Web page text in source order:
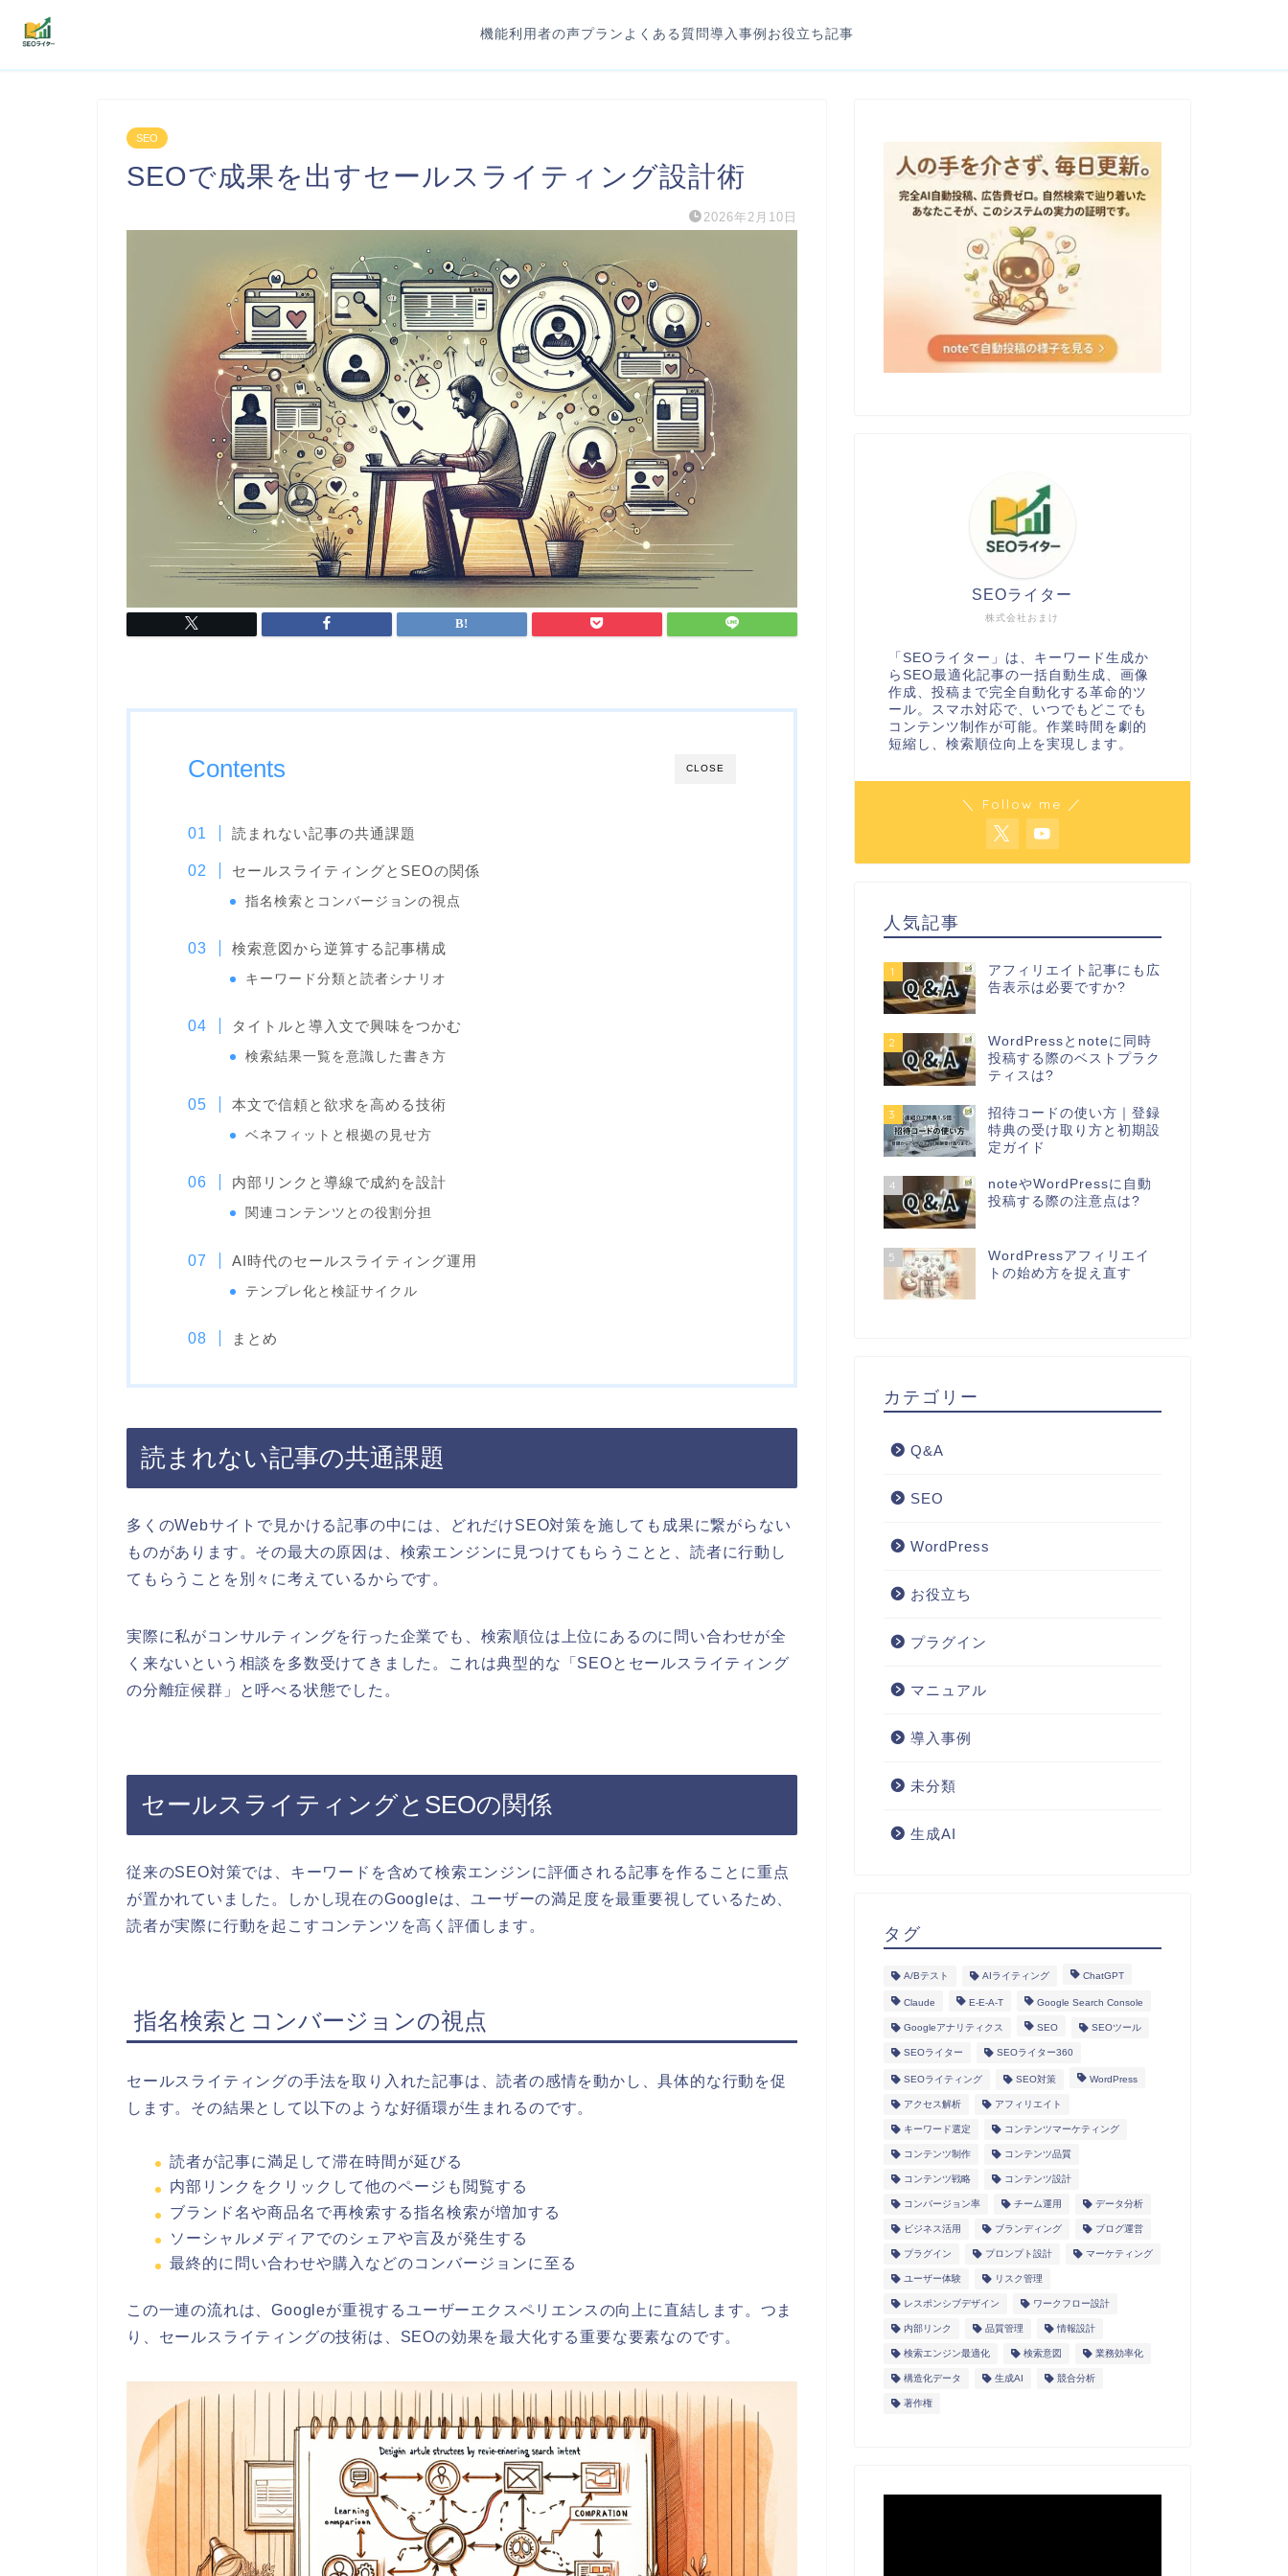
機能利用者の声プラン よくある質問導入事例 お役立ち記事
SEO
SEOで成果を出すセールスライティング設計術
2026年2月10日
CLOSE
Contents
読まれない記事の共通課題
セールスライティングとSEOの関係
指名検索とコンバージョンの視点
検索意図から逆算する記事構成
キーワード分類と読者シナリオ
タイトルと導入文で興味をつかむ
検索結果一覧を意識した書き方
本文で信頼と欲求を高める技術
ベネフィットと根拠の見せ方
内部リンクと導線で成約を設計
関連コンテンツとの役割分担
AI時代のセールスライティング運用
テンプレ化と検証サイクル
まとめ
読まれない記事の共通課題
多くのWebサイトで見かける記事の中には、どれだけSEO対策を施しても成果に繋がらない
ものがあります。その最大の原因は、検索エンジンに見つけてもらうことと、読者に行動し
てもらうことを別々に考えているからです。
実際に私がコンサルティングを行った企業でも、検索順位は上位にあるのに問い合わせが全
く来ないという相談を多数受けてきました。これは典型的な「SEOとセールスライティング
の分離症候群」と呼べる状態でした。
セールスライティングとSEOの関係
従来のSEO対策では、キーワードを含めて検索エンジンに評価される記事を作ることに重点
が置かれていました。しかし現在のGoogleは、ユーザーの満足度を最重要視しているため、
読者が実際に行動を起こすコンテンツを高く評価します。
指名検索とコンバージョンの視点
セールスライティングの手法を取り入れた記事は、読者の感情を動かし、具体的な行動を促
します。その結果として以下のような好循環が生まれるのです。
読者が記事に満足して滞在時間が延びる
内部リンクをクリックして他のページも閲覧する
ブランド名や商品名で再検索する指名検索が増加する
ソーシャルメディアでのシェアや言及が発生する
最終的に問い合わせや購入などのコンバージョンに至る
この一連の流れは、Googleが重視するユーザーエクスペリエンスの向上に直結します。つま
り、セールスライティングの技術は、SEOの効果を最大化する重要な要素なのです。
株式会社おまけ
SEOライター
「SEOライター」は、キーワード生成か
らSEO最適化記事の一括自動生成、画像
作成、投稿まで完全自動化する革命的ツ
ール。スマホ対応で、いつでもどこでも
コンテンツ制作が可能。作業時間を劇的
短縮し、検索順位向上を実現します。
＼ Follow me ／
人気記事
1
アフィリエイト記事にも広
告表示は必要ですか?
2
WordPressとnoteに同時
投稿する際のベストプラク
ティスは?
3
招待コードの使い方｜登録
特典の受け取り方と初期設
定ガイド
4
noteやWordPressに自動
投稿する際の注意点は?
5
WordPressアフィリエイ
トの始め方を捉え直す
カテゴリー
Q&A
SEO
WordPress
お役立ち
プラグイン
マニュアル
導入事例
未分類
生成AI
タグ
A/Bテスト AIライティング ChatGPT
Claude E-E-A-T Google Search Console
Googleアナリティクス SEO SEOツール
SEOライター SEOライター360
SEOライティング SEO対策 WordPress
アクセス解析 アフィリエイト
キーワード選定 コンテンツマーケティング
コンテンツ制作 コンテンツ品質
コンテンツ戦略 コンテンツ設計
コンバージョン率 チーム運用 データ分析
ビジネス活用 ブランディング ブログ運営
プラグイン プロンプト設計 マーケティング
ユーザー体験 リスク管理
レスポンシブデザイン ワークフロー設計
内部リンク 品質管理 情報設計
検索エンジン最適化 検索意図 業務効率化
構造化データ 生成AI 競合分析
著作権